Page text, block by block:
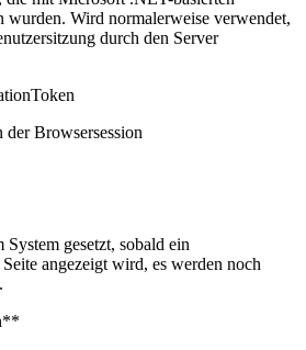
wurden. Wird normalerweise verwendet,
durch den Server
der Browsersession
System gesetzt, sobald ein
angezeigt wird, es werden noch